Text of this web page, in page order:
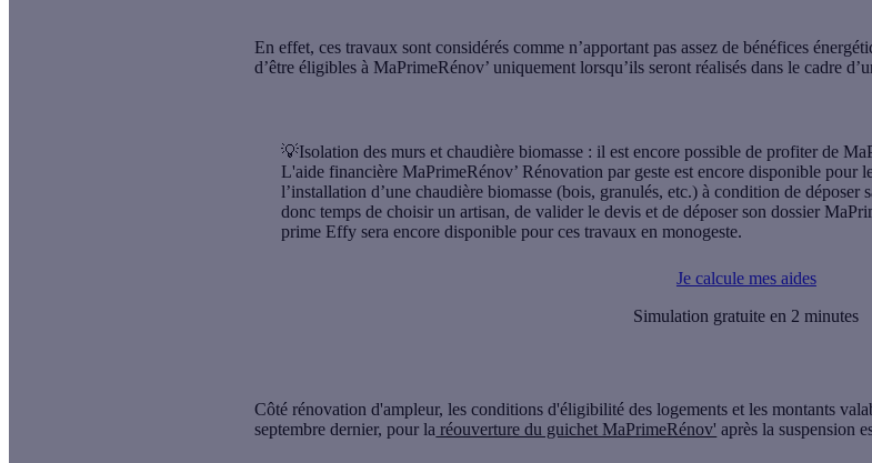
En effet, ces travaux sont considérés comme n’apportant pas assez de bénéfices
d’être éligibles à MaPrimeRénov’ uniquement lorsqu’ils seront réalisés dans le cadre
💡Isolation des murs et chaudière biomasse : il est encore possible de profiter de
L'aide financière MaPrimeRénov’ Rénovation par geste est encore disponible pour
l’installation d’une chaudière biomasse (bois, granulés, etc.) à condition de déposer
donc temps de choisir un artisan, de valider le devis et de déposer son dossier
prime Effy sera encore disponible pour ces travaux en monogeste.
Je calcule mes aides
Simulation gratuite en 2 minutes
Côté rénovation d'ampleur, les conditions d'éligibilité des logements et les montants
septembre dernier, pour la réouverture du guichet MaPrimeRénov' après la suspension